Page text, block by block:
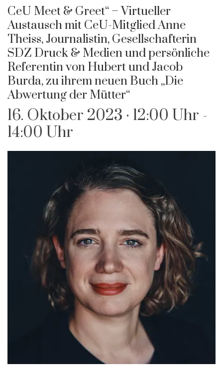
CeU Meet & Greet“ – Virtueller
Austausch mit CeU-Mitglied Anne
Theiss, Journalistin, Gesellschafterin
SDZ Druck & Medien und persönliche
Referentin von Hubert und Jacob
Burda, zu ihrem neuen Buch „Die
Abwertung der Mütter“
16. Oktober 2023 · 12:00 Uhr -
14:00 Uhr